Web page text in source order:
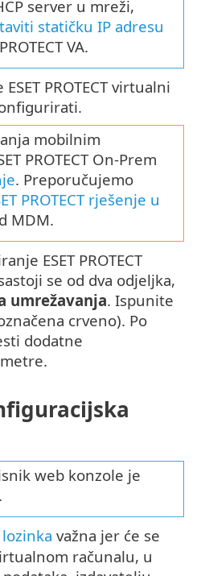
server u mreži,
statičku IP adresu
VA.
PROTECT virtualni
mobilnim
PROTECT On-Prem
. Preporučujemo
PROTECT rješenje u
MDM.
ESET PROTECT
se od dva odjeljka,
umrežavanja. Ispunite
crveno). Po
dodatne
web konzole je
.
lozinka važna jer će se
računalu, u